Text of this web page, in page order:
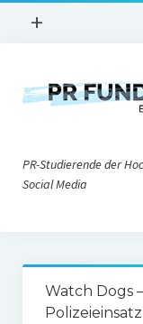
Menü
+
PR@h_da
Nonprofit-PR
Corporate Weblogs
PR-Studierende der
Social Media
Über uns
Impressum
Watch Dogs